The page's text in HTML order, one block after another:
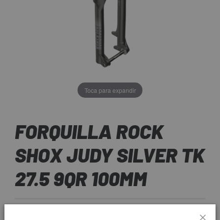
Toca para expandir
FORQUILLA ROCK
SHOX JUDY SILVER TK
27.5 9QR 100MM